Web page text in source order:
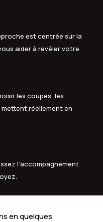
est centrée sur la
aider à révéler votre
les coupes, les
réellement en
l’accompagnement
en quelques